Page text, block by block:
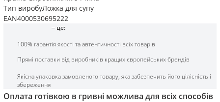
Тип виробуЛожка для супу
EAN4000530695222
це:
100% гарантія якості та автентичності всіх товарів
Прямі поставки від виробників кращих європейських брендів
Якісна упаковка замовленого товару, яка забезпечить його цілісність і
збереження
Оплата готівкою в гривні можлива для всіх способів